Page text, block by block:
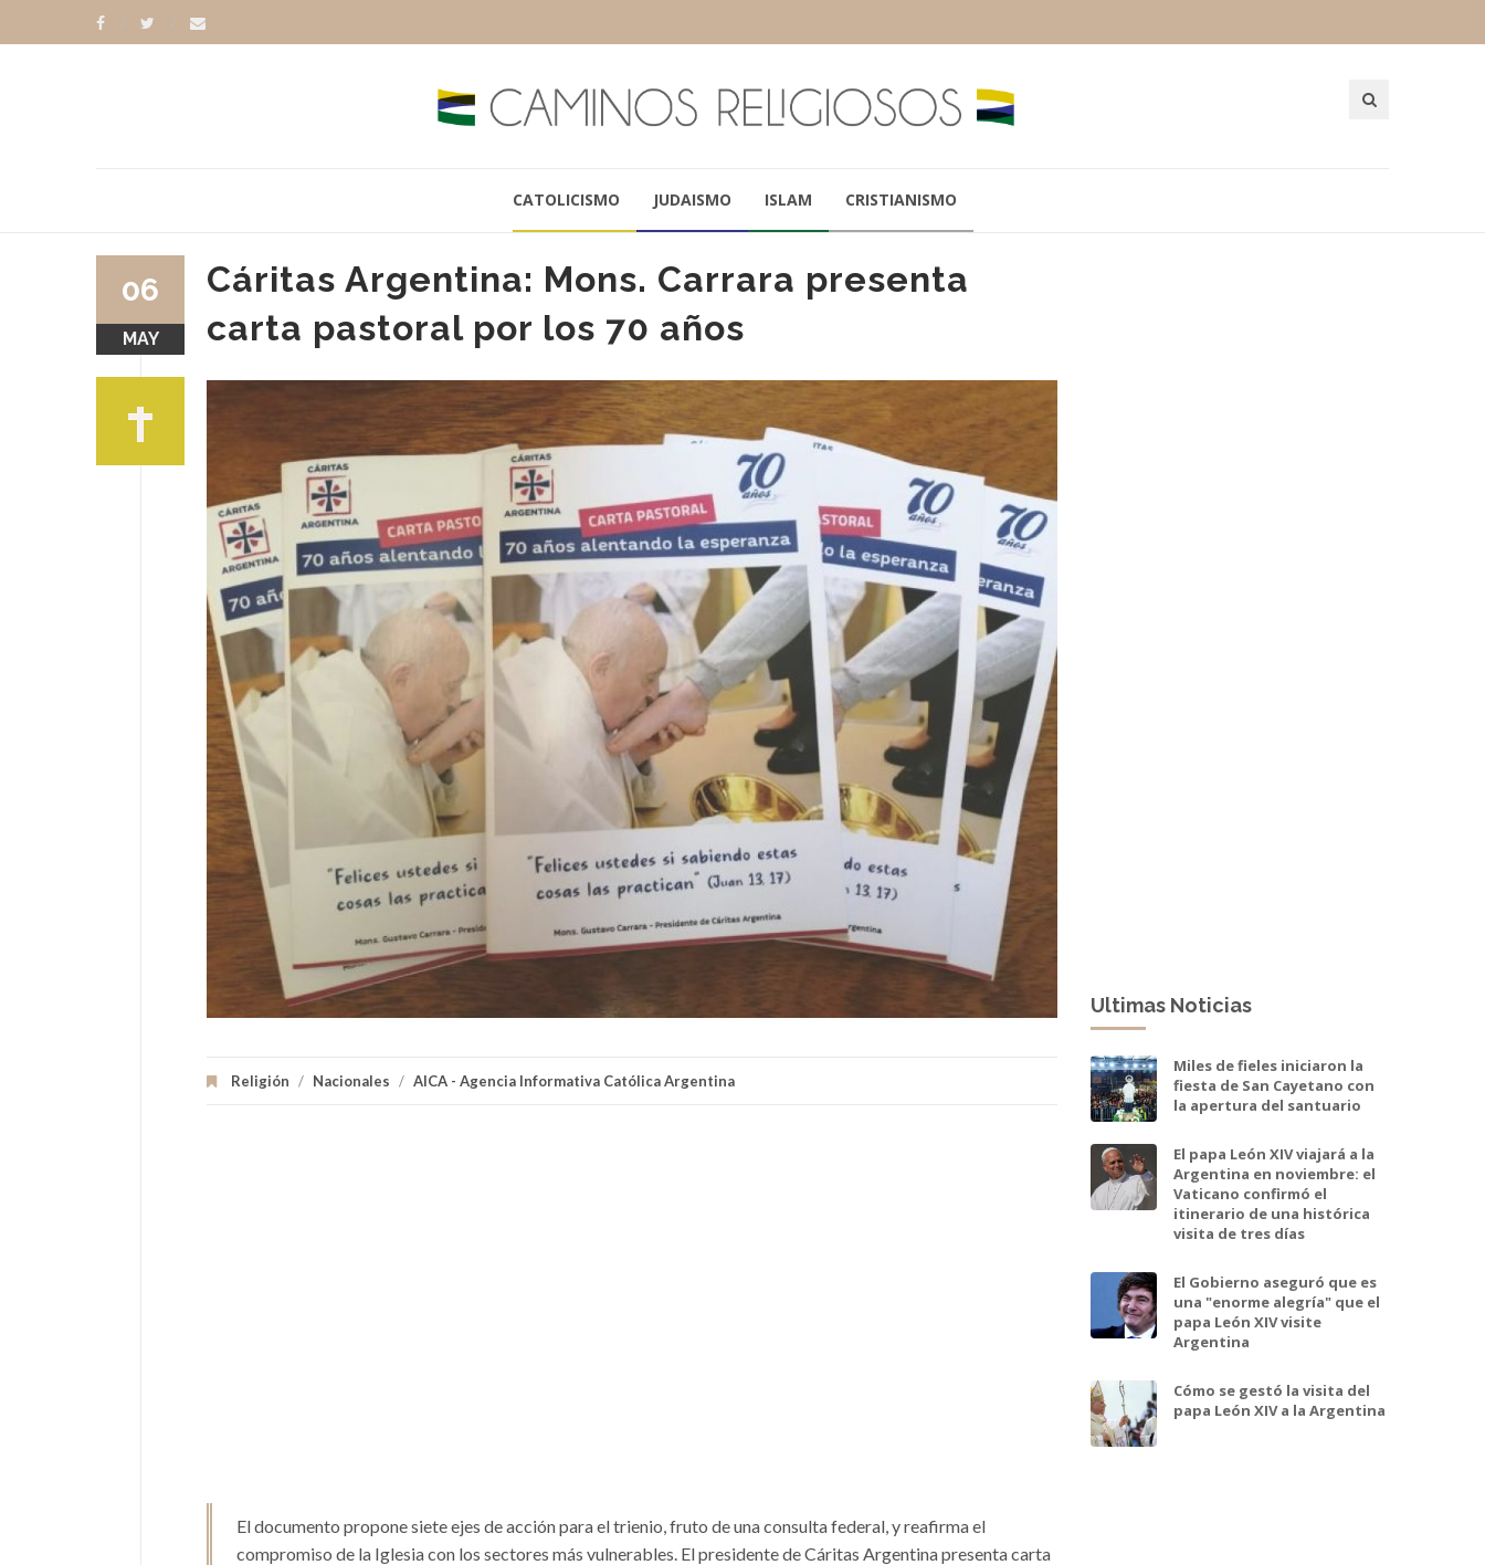
CATOLICISMO JUDAISMO ISLAM CRISTIANISMO
Cáritas Argentina: Mons. Carrara presenta
carta pastoral por los 70 años
Religión / Nacionales / AICA - Agencia Informativa Católica Argentina
06
MAY
El documento propone siete ejes de acción para el trienio, fruto de una consulta federal, y reafirma el
compromiso de la Iglesia con los sectores más vulnerables. El presidente de Cáritas Argentina presenta carta
Ultimas Noticias
Miles de fieles iniciaron la
fiesta de San Cayetano con
la apertura del santuario
El papa León XIV viajará a la
Argentina en noviembre: el
Vaticano confirmó el
itinerario de una histórica
visita de tres días
El Gobierno aseguró que es
una "enorme alegría" que el
papa León XIV visite
Argentina
Cómo se gestó la visita del
papa León XIV a la Argentina